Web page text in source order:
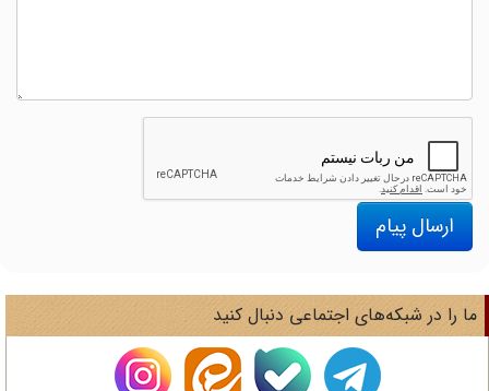
ارسال پیام
را در شبکه‌های اجتماعی دنبال کنید